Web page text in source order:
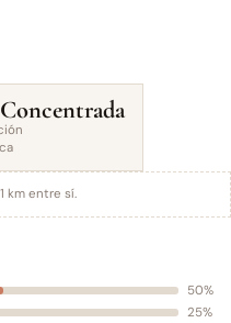
km entre sí.
50%
25%